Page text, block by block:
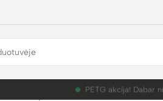
PETG akcija! Dabar
/PLA Pure/Bambu